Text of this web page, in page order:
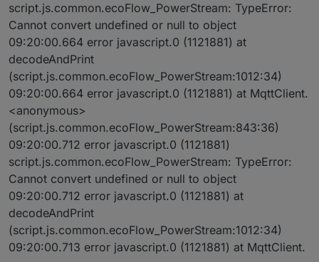
script.js.common.ecoFlow_PowerStream: TypeError:
Cannot convert undefined or null to object
09:20:00.664 error javascript.0 (1121881) at
decodeAndPrint
(script.js.common.ecoFlow_PowerStream:1012:34)
09:20:00.664 error javascript.0 (1121881) at MqttClient.
<anonymous>
(script.js.common.ecoFlow_PowerStream:843:36)
09:20:00.712 error javascript.0 (1121881)
script.js.common.ecoFlow_PowerStream: TypeError:
Cannot convert undefined or null to object
09:20:00.712 error javascript.0 (1121881) at
decodeAndPrint
(script.js.common.ecoFlow_PowerStream:1012:34)
09:20:00.713 error javascript.0 (1121881) at MqttClient.